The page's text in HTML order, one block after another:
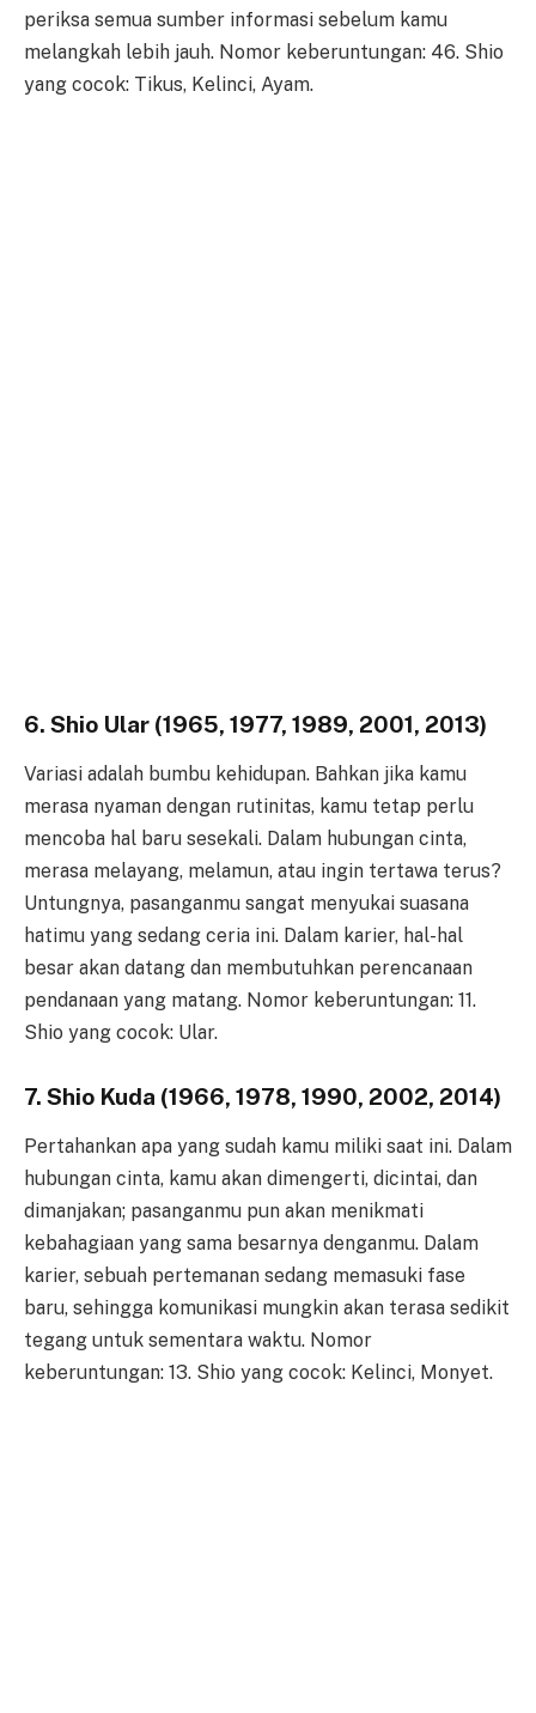
periksa semua sumber informasi sebelum kamu
melangkah lebih jauh. Nomor keberuntungan: 46. Shio
yang cocok: Tikus, Kelinci, Ayam.
6. Shio Ular (1965, 1977, 1989, 2001, 2013)
Variasi adalah bumbu kehidupan. Bahkan jika kamu
merasa nyaman dengan rutinitas, kamu tetap perlu
mencoba hal baru sesekali. Dalam hubungan cinta,
merasa melayang, melamun, atau ingin tertawa terus?
Untungnya, pasanganmu sangat menyukai suasana
hatimu yang sedang ceria ini. Dalam karier, hal-hal
besar akan datang dan membutuhkan perencanaan
pendanaan yang matang. Nomor keberuntungan: 11.
Shio yang cocok: Ular.
7. Shio Kuda (1966, 1978, 1990, 2002, 2014)
Pertahankan apa yang sudah kamu miliki saat ini. Dalam
hubungan cinta, kamu akan dimengerti, dicintai, dan
dimanjakan; pasanganmu pun akan menikmati
kebahagiaan yang sama besarnya denganmu. Dalam
karier, sebuah pertemanan sedang memasuki fase
baru, sehingga komunikasi mungkin akan terasa sedikit
tegang untuk sementara waktu. Nomor
keberuntungan: 13. Shio yang cocok: Kelinci, Monyet.